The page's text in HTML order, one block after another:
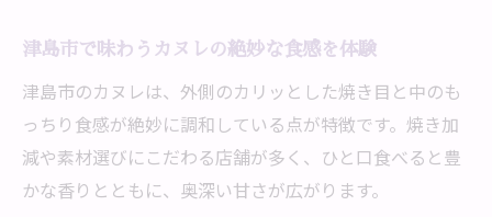
津島市で味わうカヌレの絶妙な食感を体験
津島市のカヌレは、外側のカリッとした焼き目と中のも
っちり食感が絶妙に調和している点が特徴です。焼き加
減や素材選びにこだわる店舗が多く、ひと口食べると豊
かな香りとともに、奥深い甘さが広がります。